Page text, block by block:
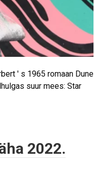
' s 1965 romaan Dune
suur mees: Star
2022.